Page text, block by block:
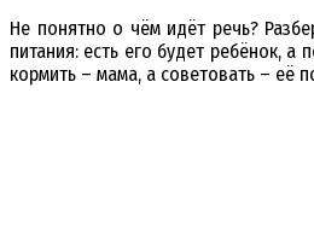
Не понятно о чём идёт речь?
питания: есть его будет ребёнок, а
кормить – мама, а советовать – её